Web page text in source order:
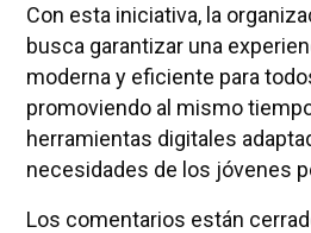
Con esta iniciativa, la
busca garantizar una
moderna y eficiente para
promoviendo al mismo
herramientas digitales
necesidades de los jóvenes
Los comentarios están